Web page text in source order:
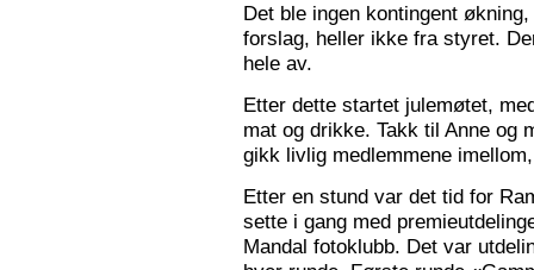
Det ble ingen kontingent
forslag, heller ikke fra styret.
hele av.
Etter dette startet julemøtet,
mat og drikke. Takk til Anne og
gikk livlig medlemmene
Etter en stund var det tid for
sette i gang med
Mandal fotoklubb. Det var